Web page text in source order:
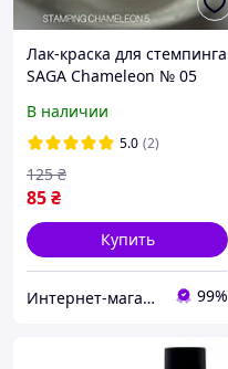
Лак-краска для стемпинга
SAGA Chameleon № 05
В наличии
5.0 (2)
85₴
125 ₴
Купить
Интернет-магазин Star Beauty 99%